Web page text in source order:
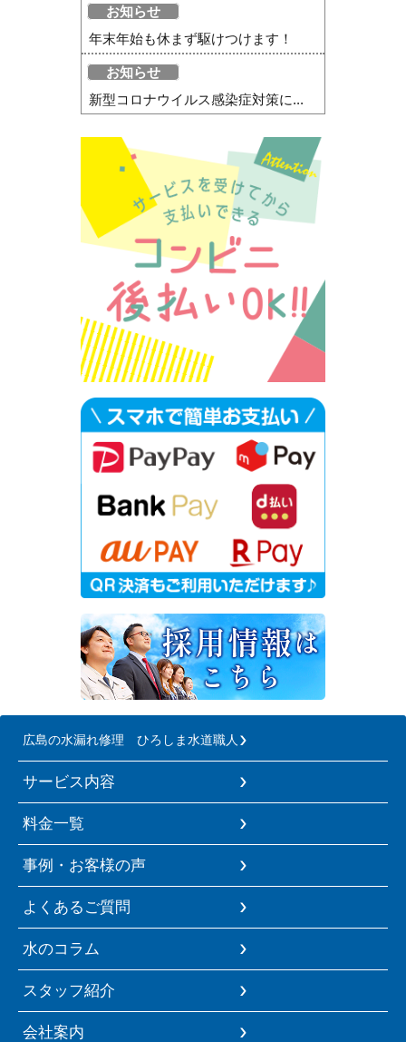
お知らせ
年末年始も休まず駆けつけます！
お知らせ
新型コロナウイルス感染症対策に...
広島の水漏れ修理 ひろしま水道職人
サービス内容
料金一覧
事例・お客様の声
よくあるご質問
水のコラム
スタッフ紹介
会社案内